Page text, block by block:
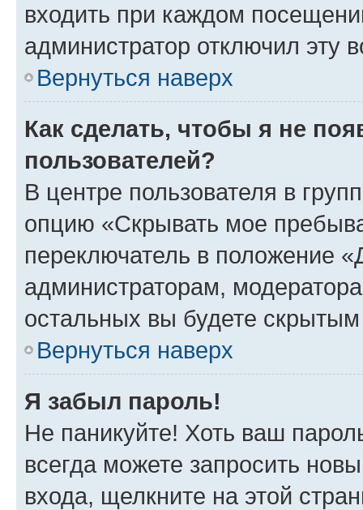
входить при каждом
администратор отключил эту
Вернуться наверх
Как сделать, чтобы я не
пользователей?
В центре пользователя в
опцию «Скрывать мое
переключатель в положение
администраторам,
остальных вы будете
Вернуться наверх
Я забыл пароль!
Не паникуйте! Хоть ваш
всегда можете запросить
входа, щелкните на этой